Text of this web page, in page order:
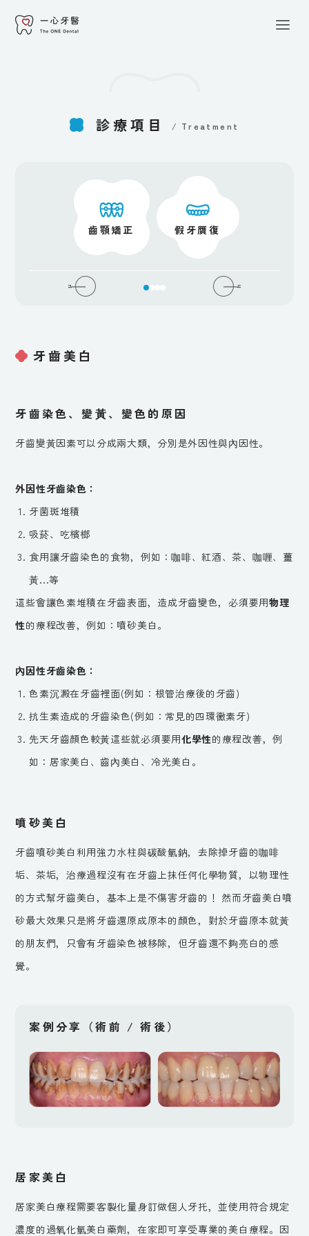
/Our Team診療項目 / Treatment
齒顎矯正 假牙贋復
牙齒美白
牙齒染色、變黃、變色的原因
牙齒變黃因素可以分成兩大類，分別是外因性與內因性。
外因性牙齒染色：
牙菌斑堆積
吸菸、吃檳榔
食用讓牙齒染色的食物，例如：咖啡、紅酒、茶、咖喱、薑
黃...等
這些會讓色素堆積在牙齒表面，造成牙齒變色，必須要用物理
性的療程改善，例如：噴砂美白。
內因性牙齒染色：
色素沉澱在牙齒裡面(例如：根管治療後的牙齒)
抗生素造成的牙齒染色(例如：常見的四環黴素牙)
先天牙齒顏色較黃這些就必須要用化學性的療程改善，例
如：居家美白、齒內美白、冷光美白。
噴砂美白
牙齒噴砂美白利用強力水柱與碳酸氫鈉，去除掉牙齒的咖啡
垢、茶垢，治療過程沒有在牙齒上抹任何化學物質，以物理性
的方式幫牙齒美白，基本上是不傷害牙齒的！ 然而牙齒美白噴
砂最大效果只是將牙齒還原成原本的顏色，對於牙齒原本就黃
的朋友們，只會有牙齒染色被移除，但牙齒還不夠亮白的感
覺。
案例分享（術前 / 術後）
居家美白
居家美白療程需要客製化量身訂做個人牙托，並使用符合規定
濃度的過氧化氫美白藥劑，在家即可享受專業的美白療程。因